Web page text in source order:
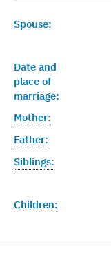
Spouse:
Date and
place of
marriage:
Mother:
Father:
Siblings:
Children: